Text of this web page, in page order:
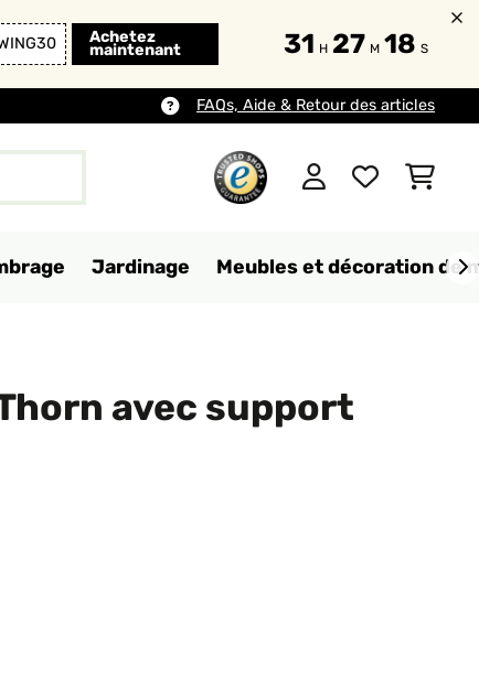
Achetez
maintenant 31 H 27 M 16 S
FAQs, Aide & Retour des articles
Jardinage Meubles et décoration de
avec support